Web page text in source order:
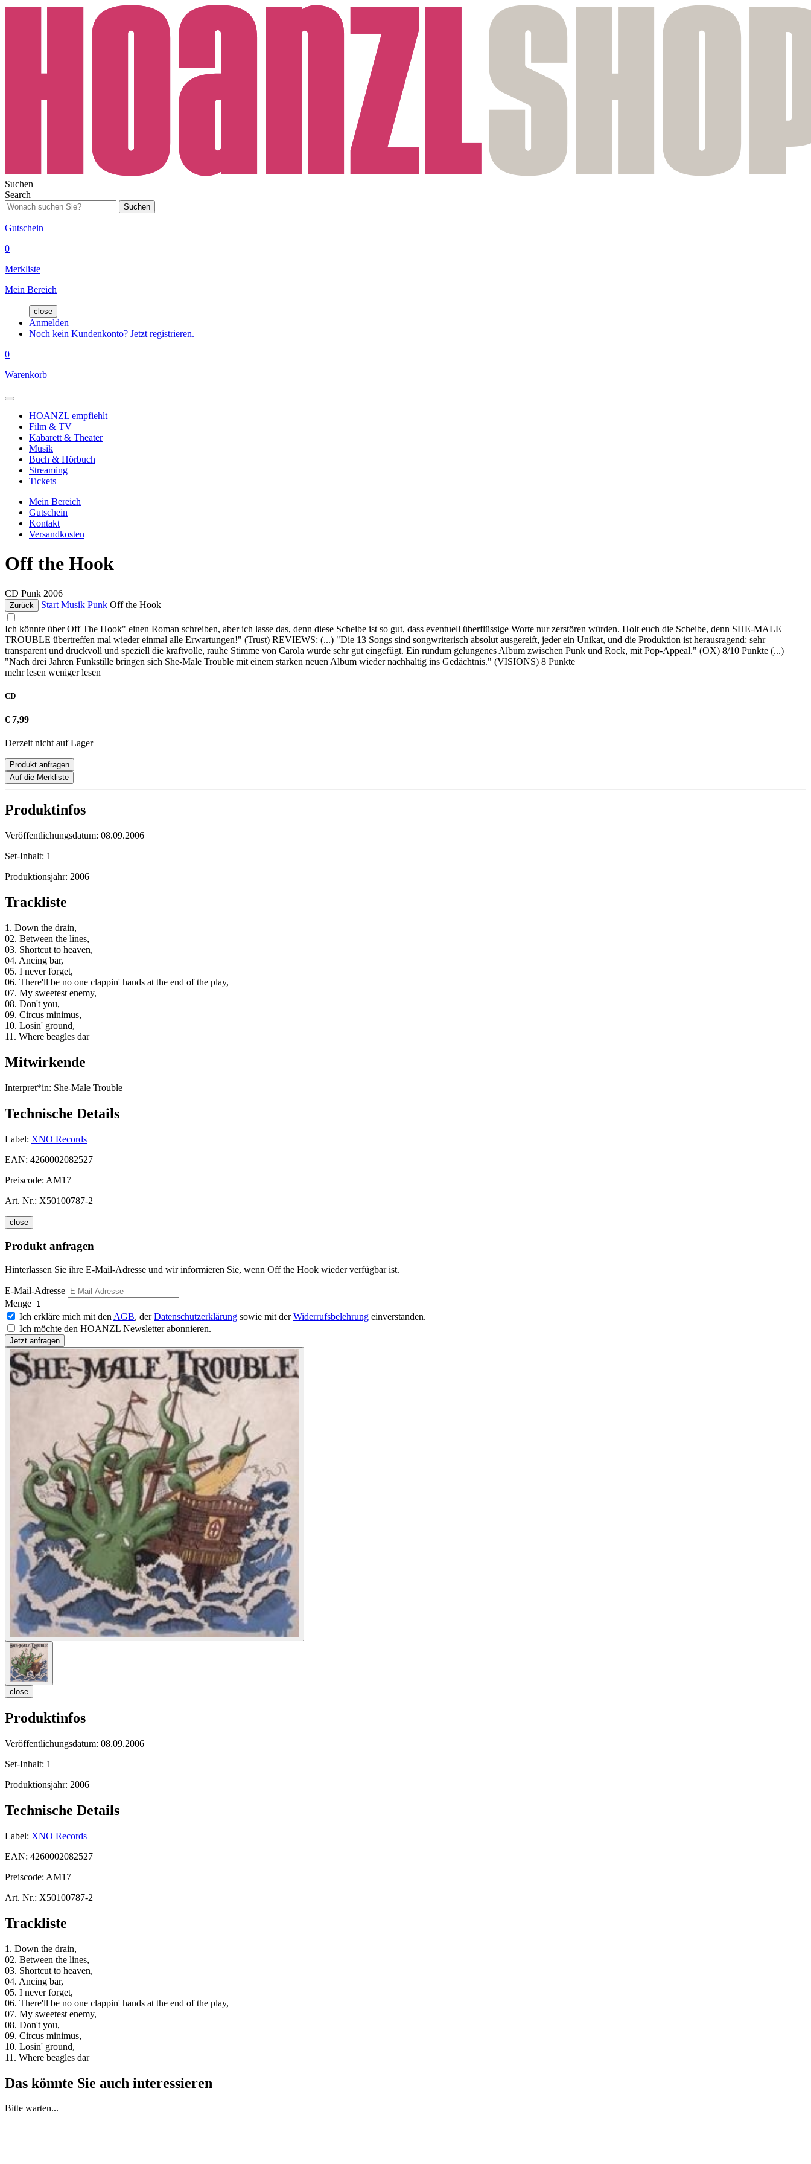
Suchen
Search
Suchen
Gutschein
0
Merkliste
Mein Bereich
close
Anmelden
Noch kein Kundenkonto? Jetzt registrieren.
0
Warenkorb
HOANZL empfiehlt
Film & TV
Kabarett & Theater
Musik
Buch & Hörbuch
Streaming
Tickets
Mein Bereich
Gutschein
Kontakt
Versandkosten
Off the Hook
CD Punk 2006
Zurück Start Musik Punk Off the Hook
Ich könnte über Off The Hook" einen Roman schreiben, aber ich lasse das, denn diese Scheibe ist so gut, dass eventuell überflüssige Worte nur zerstören würden. Holt euch die Scheibe, denn SHE-MALE
TROUBLE übertreffen mal wieder einmal alle Erwartungen!" (Trust) REVIEWS: (...) "Die 13 Songs sind songwriterisch absolut ausgereift, jeder ein Unikat, und die Produktion ist herausragend: sehr
transparent und druckvoll und speziell die kraftvolle, rauhe Stimme von Carola wurde sehr gut eingefügt. Ein rundum gelungenes Album zwischen Punk und Rock, mit Pop-Appeal." (OX) 8/10 Punkte (...)
"Nach drei Jahren Funkstille bringen sich She-Male Trouble mit einem starken neuen Album wieder nachhaltig ins Gedächtnis." (VISIONS) 8 Punkte
mehr lesen weniger lesen
CD
€ 7,99
Derzeit nicht auf Lager
Produkt anfragen
Auf die Merkliste
Produktinfos
Veröffentlichungsdatum: 08.09.2006
Set-Inhalt: 1
Produktionsjahr: 2006
Trackliste
1. Down the drain,
02. Between the lines,
03. Shortcut to heaven,
04. Ancing bar,
05. I never forget,
06. There'll be no one clappin' hands at the end of the play,
07. My sweetest enemy,
08. Don't you,
09. Circus minimus,
10. Losin' ground,
11. Where beagles dar
Mitwirkende
Interpret*in: She-Male Trouble
Technische Details
Label: XNO Records
EAN: 4260002082527
Preiscode: AM17
Art. Nr.: X50100787-2
close
Produkt anfragen
Hinterlassen Sie ihre E-Mail-Adresse und wir informieren Sie, wenn Off the Hook wieder verfügbar ist.
E-Mail-Adresse
Menge
Ich erkläre mich mit den AGB, derDatenschutzerklärung sowie mit derWiderrufsbelehrung einverstanden.
Ich möchte den HOANZL Newsletter abonnieren.
close
Produktinfos
Veröffentlichungsdatum: 08.09.2006
Set-Inhalt: 1
Produktionsjahr: 2006
Technische Details
Label: XNO Records
EAN: 4260002082527
Preiscode: AM17
Art. Nr.: X50100787-2
Trackliste
1. Down the drain,
02. Between the lines,
03. Shortcut to heaven,
04. Ancing bar,
05. I never forget,
06. There'll be no one clappin' hands at the end of the play,
07. My sweetest enemy,
08. Don't you,
09. Circus minimus,
10. Losin' ground,
11. Where beagles dar
Das könnte Sie auch interessieren
Bitte warten...